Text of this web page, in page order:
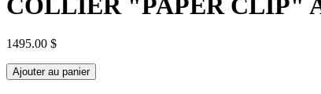
1495.00 $
Ajouter au panier